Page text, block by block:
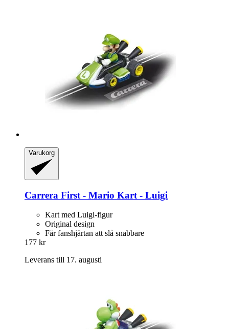
Varukorg
Carrera First -​ Mario Kart -​ Luigi
Kart med Luigi-figur
Original design
Får fanshjärtan att slå snabbare
177 kr
Leverans till 17. augusti